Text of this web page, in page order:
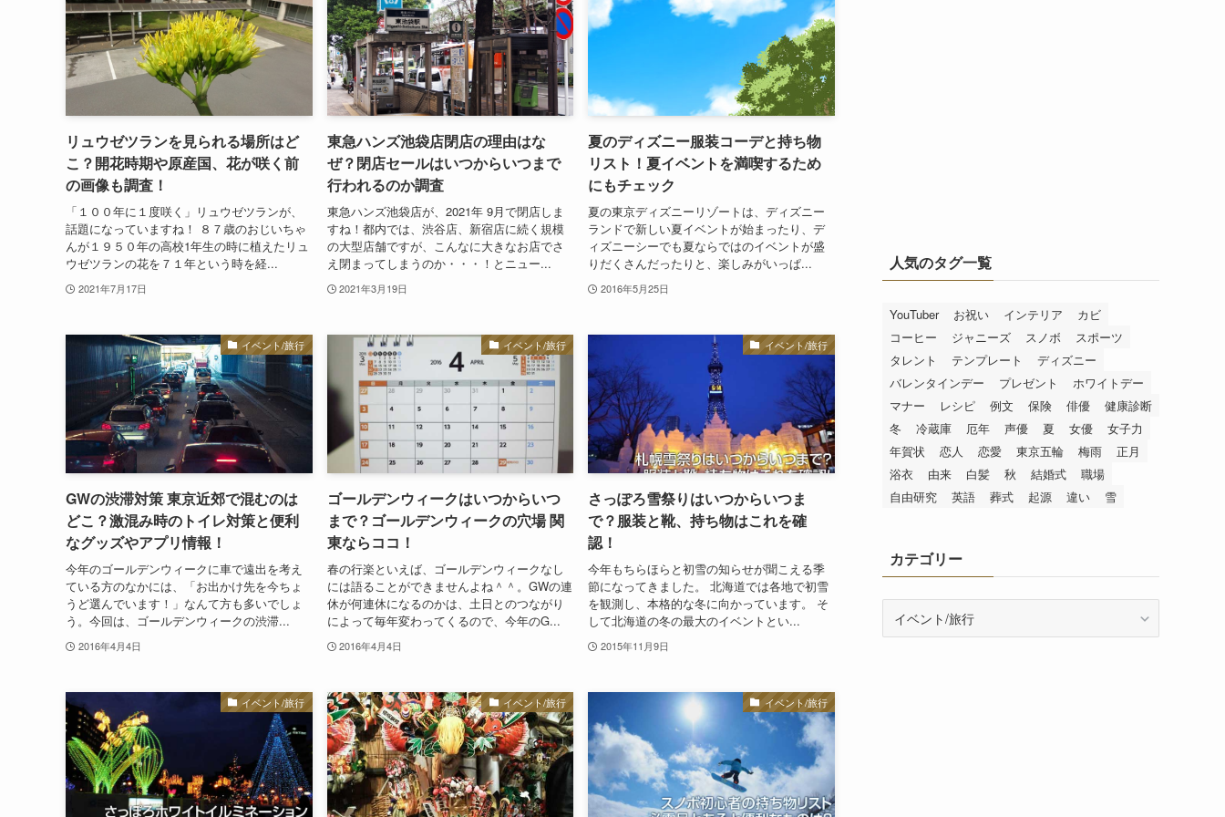
リュウゼツランを見られる場所はど
こ？開花時期や原産国、花が咲く前
の画像も調査！
「１００年に１度咲く」リュウゼツランが、
話題になっていますね！ ８７歳のおじいちゃ
んが１９５０年の高校1年生の時に植えたリュ
ウゼツランの花を７１年という時を経...
2021年7月17日
東急ハンズ池袋店閉店の理由はな
ぜ？閉店セールはいつからいつまで
行われるのか調査
東急ハンズ池袋店が、2021年 9月で閉店しま
すね！都内では、渋谷店、新宿店に続く規模
の大型店舗ですが、こんなに大きなお店でさ
え閉まってしまうのか・・・！とニュー...
2021年3月19日
夏のディズニー服装コーデと持ち物
リスト！夏イベントを満喫するため
にもチェック
夏の東京ディズニーリゾートは、ディズニー
ランドで新しい夏イベントが始まったり、デ
ィズニーシーでも夏ならではのイベントが盛
りだくさんだったりと、楽しみがいっぱ...
2016年5月25日
イベント/旅行
GWの渋滞対策 東京近郊で混むのは
どこ？激混み時のトイレ対策と便利
なグッズやアプリ情報！
今年のゴールデンウィークに車で遠出を考え
ている方のなかには、「お出かけ先を今ちょ
うど選んでいます！」なんて方も多いでしょ
う。今回は、ゴールデンウィークの渋滞...
2016年4月4日
イベント/旅行
ゴールデンウィークはいつからいつ
まで？ゴールデンウィークの穴場 関
東ならココ！
春の行楽といえば、ゴールデンウィークなし
には語ることができませんよね＾＾。GWの連
休が何連休になるのかは、土日とのつながり
によって毎年変わってくるので、今年のG...
2016年4月4日
イベント/旅行
さっぽろ雪祭りはいつからいつま
で？服装と靴、持ち物はこれを確
認！
今年もちらほらと初雪の知らせが聞こえる季
節になってきました。 北海道では各地で初雪
を観測し、本格的な冬に向かっています。 そ
して北海道の冬の最大のイベントとい...
2015年11月9日
イベント/旅行 イベント/旅行 イベント/旅行
人気のタグ一覧
YouTuber お祝い インテリア
カビ
コーヒー
ジャニーズ スノボ
スポーツ
タレント
テンプレート
ディズニー
バレンタインデー
プレゼント
ホワイトデー
マナー
レシピ 例文 保険 俳優
健康診断
冬
冷蔵庫 厄年 声優 夏 女優
女子力
年賀状
恋人 恋愛 東京五輪 梅雨
正月
浴衣
由来 白髪 秋 結婚式
職場
自由研究
英語 葬式 起源 違い 雪
カテゴリー